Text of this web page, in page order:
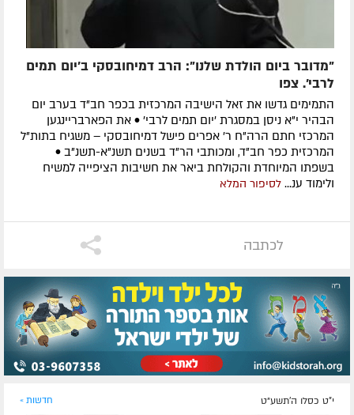
"מדובר ביום הולדת שלנו": הרב דמיחובסקי ב'יום תמים
לרבי'. צפו
התמימים גדשו את זאל הישיבה המרכזית בכפר חב"ד בערב יום
הבהיר י"א ניסן במסגרת 'יום תמים לרבי' • את הפארבריינגען
המרכזי חתם הרה"ח ר' אפרים פישל דמיחובסקי – משגיח בתות"ל
המרכזית כפר חב"ד, ומכותבי הר"ד בשנים תשנ"א-תשנ"ב •
בשפתו המיוחדת והקולחת ביאר את חשיבות הציפייה למשיח
ולימוד ענ... לסיפור המלא
לכתבה
י"ט כסלו ה׳תשע״ט חדשות »